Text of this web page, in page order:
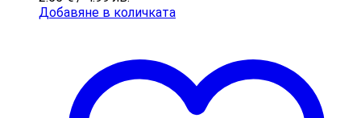
Добавяне в количката